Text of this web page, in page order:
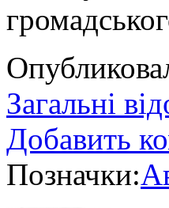
Загальні
Добавить
Позначки: